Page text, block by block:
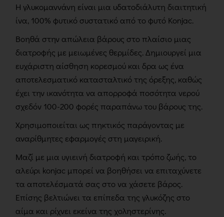
H γλυκομαννάνη είναι μια υδατοδιάλυτη διαιτητική
ίνα, 100% φυτικό συστατικό από το φυτό Konjac.
Βοηθά στην απώλεια βάρους στο πλαίσιο μιας
διατροφής με μειωμένες θερμίδες. Δημιουργεί μια
ευχάριστη αίσθηση κορεσμού και δρα ως ένα
αποτελεσματικό κατασταλτικό της όρεξης, καθώς
έχει την ικανότητα να απορροφά ποσότητα νερού
σχεδόν 100-200 φορές παραπάνω του βάρους της.
Χρησιμοποιείται ως πηκτικός παράγοντας με
αναρίθμητες εφαρμογές στη μαγειρική.
Μαζί με μια υγιεινή διατροφή και τρόπο ζωής, το
αλεύρι konjac μπορεί να βοηθήσει να επιταχύνετε
τα αποτελέσματά σας στο να χάσετε βάρος.
Επίσης βελτιώνει τα επίπεδα της γλυκόζης στο
αίμα και ρίχνει εκείνα της χοληστερίνης.